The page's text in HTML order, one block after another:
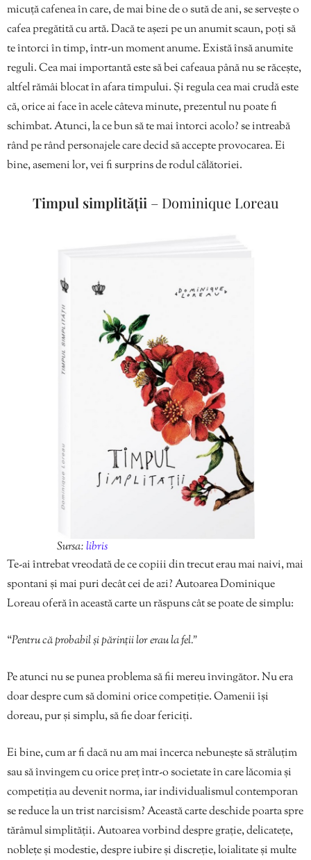
micuță cafenea în care, de mai bine de o sută de ani, se servește o
cafea pregătită cu artă. Dacă te așezi pe un anumit scaun, poți să
te întorci în timp, într-un moment anume. Există însă anumite
reguli. Cea mai importantă este să bei cafeaua până nu se răcește,
altfel rămâi blocat în afara timpului. Și regula cea mai crudă este
că, orice ai face în acele câteva minute, prezentul nu poate fi
schimbat. Atunci, la ce bun să te mai întorci acolo? se intreabă
rând pe rând personajele care decid să accepte provocarea. Ei
bine, asemeni lor, vei fi surprins de rodul călătoriei.
Timpul simplității – Dominique Loreau
Sursa:libris
Te-ai întrebat vreodată de ce copiii din trecut erau mai naivi, mai
spontani și mai puri decât cei de azi? Autoarea Dominique
Loreau oferă în această carte un răspuns cât se poate de simplu:
“Pentru că probabil și părinții lor erau la fel.”
Pe atunci nu se punea problema să fii mereu învingător. Nu era
doar despre cum să domini orice competiție. Oamenii își
doreau, pur și simplu, să fie doar fericiți.
Ei bine, cum ar fi dacă nu am mai încerca nebunește să străluțim
sau să învingem cu orice preț într-o societate în care lăcomia și
competiția au devenit norma, iar individualismul contemporan
se reduce la un trist narcisism? Această carte deschide poarta spre
tărâmul simplității. Autoarea vorbind despre grație, delicatețe,
noblețe și modestie, despre iubire și discreție, loialitate și multe